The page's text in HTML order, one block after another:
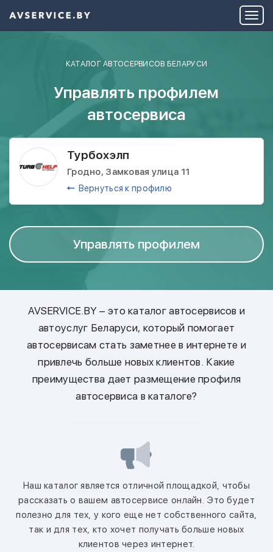
КАТАЛОГ АВТОСЕРВИСОВ БЕЛАРУСИ
Управлять профилем
автосервиса
Турбохэлп
Гродно, Замковая улица 11
Вернуться к профилю
Управлять профилем
AVSERVICE.BY – это каталог автосервисов и
автоуслуг Беларуси, который помогает
автосервисам стать заметнее в интернете и
привлечь больше новых клиентов. Какие
преимущества дает размещение профиля
автосервиса в каталоге?
Наш каталог является отличной площадкой, чтобы
рассказать о вашем автосервисе онлайн. Это будет
полезно для тех, у кого еще нет собственного сайта,
так и для тех, кто хочет получать больше новых
клиентов через интернет.